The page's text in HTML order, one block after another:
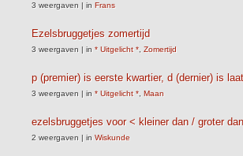
3 weergaven | in Frans
Ezelsbruggetjes zomertijd
3 weergaven | in * Uitgelicht * Zomertijd
p (premier) is eerste kwartier, d (dernier) is
3 weergaven | in * Uitgelicht * Maan
ezelsbruggetjes voor < kleiner dan / groter
2 weergaven | in Wiskunde